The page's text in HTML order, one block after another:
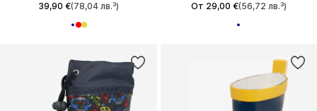
39,90 €(78,04 лв.³) От 29,00 €(56,72 лв.³)